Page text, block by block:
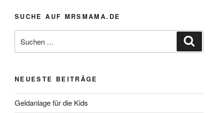
SUCHE AUF MRSMAMA.DE
nach:
NEUESTE BEITRÄGE
Geldanlage für die Kids